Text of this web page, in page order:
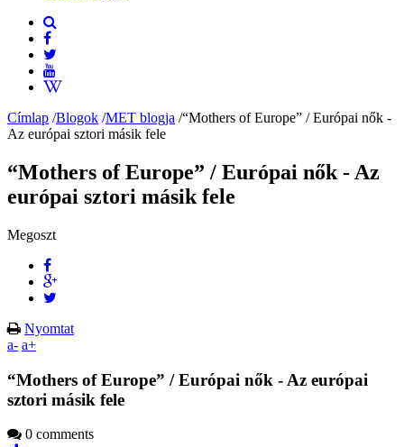
Címlap /Blogok /MET blogja /“Mothers of Europe” / Európai nők -
Az európai sztori másik fele
“Mothers of Europe” / Európai nők - Az
európai sztori másik fele
Megoszt
Nyomtat
a- a+
“Mothers of Europe” / Európai nők - Az európai
sztori másik fele
0 comments